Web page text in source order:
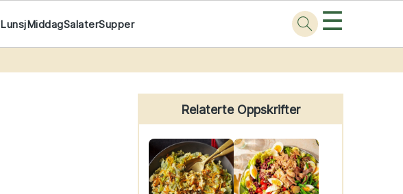
LunsjMiddagSalaterSupper ☰
Primary
Sidebar
Relaterte Oppskrifter